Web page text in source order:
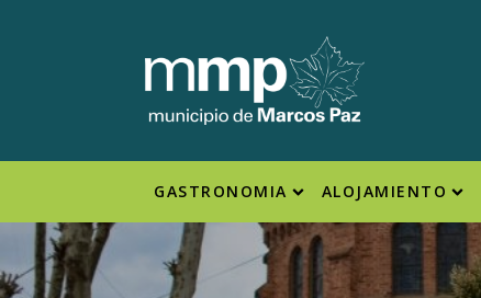
GASTRONOMIA ALOJAMIENTO